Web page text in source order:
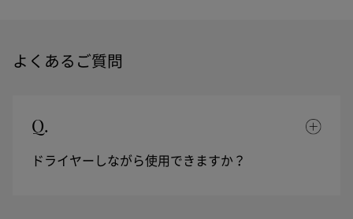
よくあるご質問
Q.
ドライヤーしながら使用できますか？